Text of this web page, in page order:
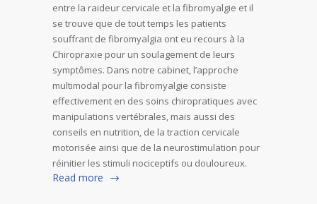
entre la raideur cervicale et la fibromyalgie et il
se trouve que de tout temps les patients
souffrant de fibromyalgia ont eu recours à la
Chiropraxie pour un soulagement de leurs
symptômes. Dans notre cabinet, l’approche
multimodal pour la fibromyalgie consiste
effectivement en des soins chiropratiques avec
manipulations vertébrales, mais aussi des
conseils en nutrition, de la traction cervicale
motorisée ainsi que de la neurostimulation pour
réinitier les stimuli nociceptifs ou douloureux.
Read more